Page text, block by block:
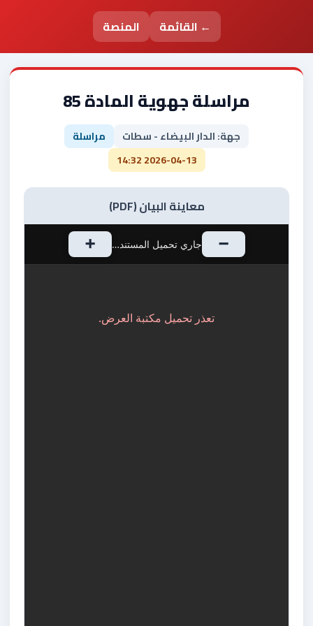
← القائمة المنصة
مراسلة جهوية المادة 85
جهة: الدار البيضاء - سطات
مراسلة
2026-04-13 14:32
معاينة البيان (PDF)